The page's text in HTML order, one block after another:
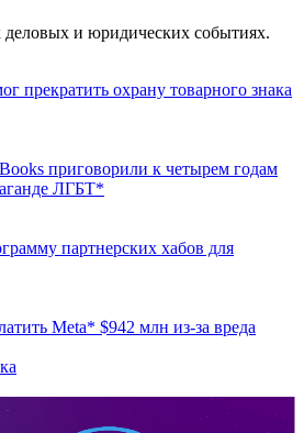
и юридических событиях.
прекратить охрану товарного знака
приговорили к четырем годам
ЛГБТ*
партнерских хабов для
Meta* $942 млн из-за вреда